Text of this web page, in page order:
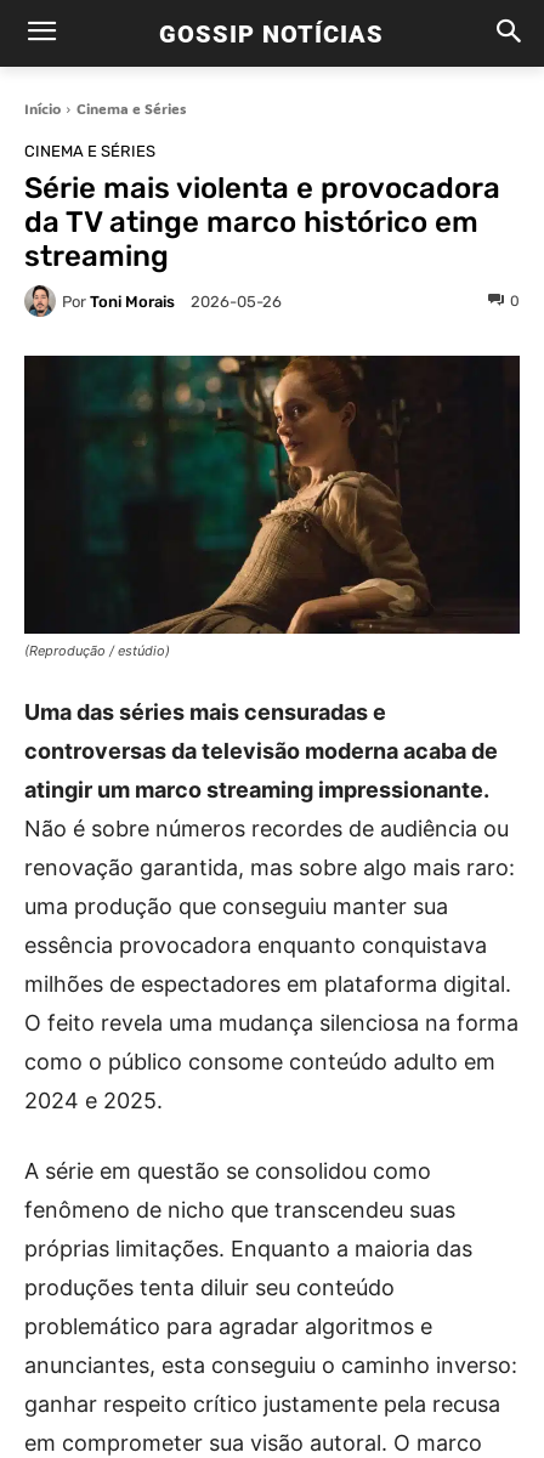
GOSSIP NOTÍCIAS
Início Cinema e Séries
CINEMA E SÉRIES
Série mais violenta e provocadora
da TV atinge marco histórico em
streaming
Por Toni Morais 2026-05-26 0
(Reprodução / estúdio)
Uma das séries mais censuradas e
controversas da televisão moderna acaba de
atingir um marco streaming impressionante.
Não é sobre números recordes de audiência ou
renovação garantida, mas sobre algo mais raro:
uma produção que conseguiu manter sua
essência provocadora enquanto conquistava
milhões de espectadores em plataforma digital.
O feito revela uma mudança silenciosa na forma
como o público consome conteúdo adulto em
2024 e 2025.
A série em questão se consolidou como
fenômeno de nicho que transcendeu suas
próprias limitações. Enquanto a maioria das
produções tenta diluir seu conteúdo
problemático para agradar algoritmos e
anunciantes, esta conseguiu o caminho inverso:
ganhar respeito crítico justamente pela recusa
em comprometer sua visão autoral. O marco